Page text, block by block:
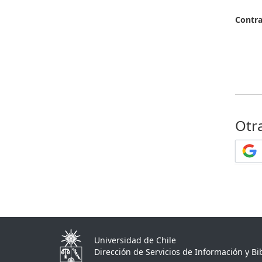
Universidad de Chile
Dirección de Servicios de Información y